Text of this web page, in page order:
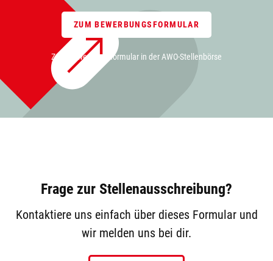
ZUM BEWERBUNGSFORMULAR
Zum Bewerbungsformular in der AWO-Stellenbörse
Frage zur Stellenausschreibung?
Kontaktiere uns einfach über dieses Formular und
wir melden uns bei dir.